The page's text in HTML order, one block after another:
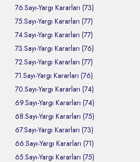
76.Sayı-Yargı Kararları (73)
75.Sayı-Yargı Kararları (77)
74.Sayı-Yargı Kararları (77)
73.Sayı-Yargı Kararları (76)
72.Sayı-Yargı Kararları (77)
71.Sayı-Yargı Kararları (76)
70.Sayı-Yargı Kararları (74)
69.Sayı-Yargı Kararları (74)
68.Sayı-Yargı Kararları (75)
67.Sayı-Yargı Kararları (73)
66.Sayı-Yargı Kararları (71)
65.Sayı-Yargı Kararları (75)